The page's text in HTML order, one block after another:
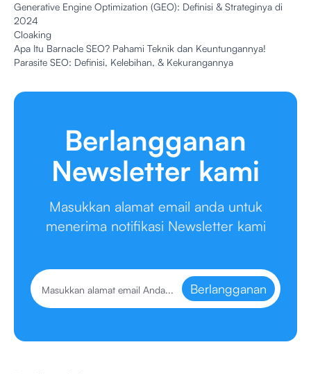
Generative Engine Optimization (GEO): Definisi & Strateginya di
2024
Cloaking
Apa Itu Barnacle SEO? Pahami Teknik dan Keuntungannya!
Parasite SEO: Definisi, Kelebihan, & Kekurangannya
Berlangganan
Newsletter kami
Masukkan alamat email anda untuk
menerima notifikasi Newsletter kami
Berlangganan